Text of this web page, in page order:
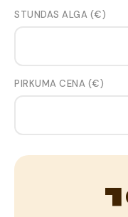
STUNDAS ALGA (€)
PIRKUMA CENA (€)